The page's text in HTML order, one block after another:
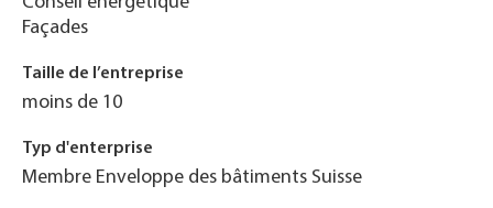
Façades
Taille de l’entreprise
moins de 10
Typ d'enterprise
Membre Enveloppe des bâtiments Suisse